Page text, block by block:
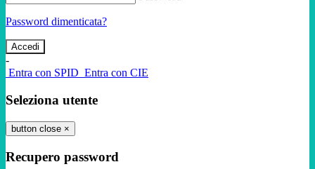
Password dimenticata?
-
Entra con SPID Entra con CIE
Seleziona utente
button close ×
Recupero password